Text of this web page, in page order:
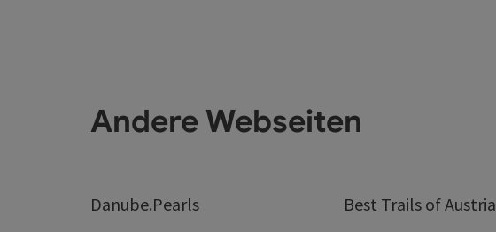
Andere Webseiten
Danube.Pearls Best Trails of Austria